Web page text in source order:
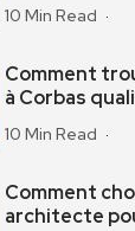
10 Min Read
Comment
à Corbas
10 Min Read
Comment
architecte